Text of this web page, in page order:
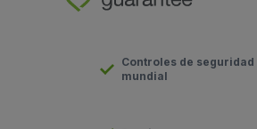
Controles de seguridad
mundial